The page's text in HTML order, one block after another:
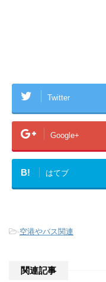
Twitter
Google+
B! はてブ
-空港やバス関連
関連記事